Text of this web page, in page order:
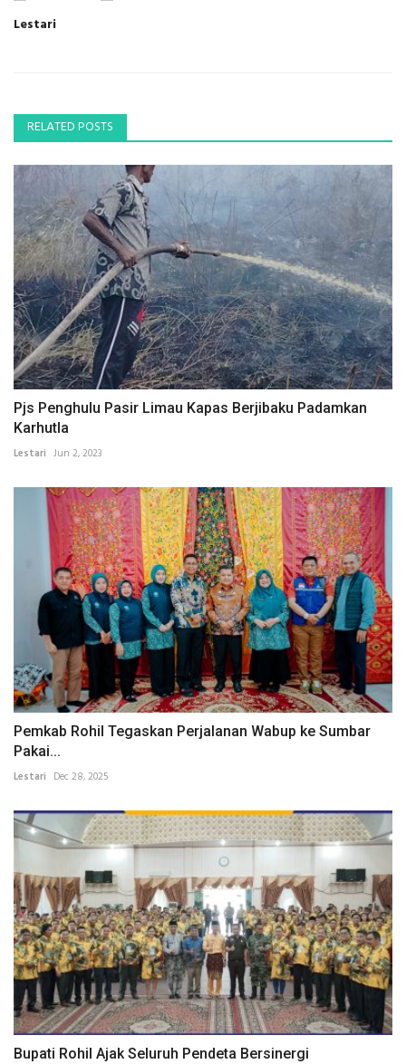
Lestari
RELATED POSTS
Pjs Penghulu Pasir Limau Kapas Berjibaku Padamkan
Karhutla
Lestari Jun 2, 2023
Pemkab Rohil Tegaskan Perjalanan Wabup ke Sumbar
Pakai...
Lestari Dec 28, 2025
Bupati Rohil Ajak Seluruh Pendeta Bersinergi